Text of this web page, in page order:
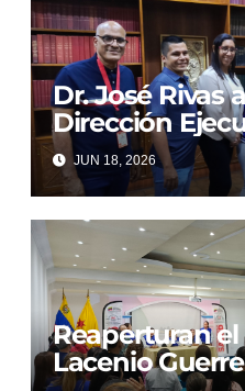
Dr. José Rivas
Dirección
Dr. Arnoldo
JUN 18, 2026
Reaperturan
Lacenio